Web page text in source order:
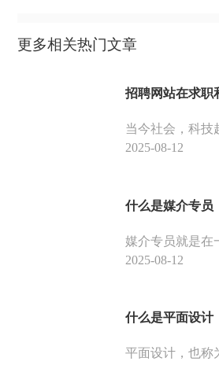
更多相关热门文章
招聘网站在求职
2025-08-12
什么是媒介专员
2025-08-12
什么是平面设计